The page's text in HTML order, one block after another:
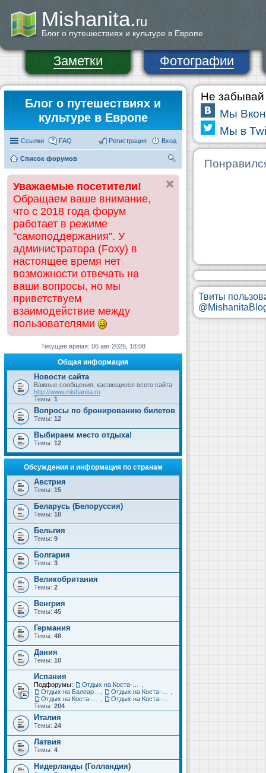
Mishanita.ru
Блог о путешествиях и культуре в Европе
Заметки Фотографии
Блог о путешествиях и
культуре в Европе
Ссылки FAQ Вход
Регистрация
Список форумов
ск
Уважаемые посетители!
Обращаем ваше внимание,
что с 2018 года форум
работает в режиме
"самоподдержания". У
администратора (Foxy) в
настоящее время нет
возможности отвечать на
ваши вопросы, но мы
приветствуем
взаимодействие между
пользователями
Текущее время: 06 авг 2026, 18:08
Общая информация
Новости сайта
Важные сообщения, касающиеся всего сайта
http://www.mishanita.ru
Темы: 1
Вопросы по бронированию билетов
Темы: 12
Выбираем место отдыха!
Темы: 12
Обсуждения и информация по странам
Австрия
Темы: 15
Беларусь (Белоруссия)
Темы: 10
Бельгия
Темы: 9
Болгария
Темы: 3
Великобритания
Темы: 2
Венгрия
Темы: 45
Германия
Темы: 48
Дания
Темы: 10
Испания
Подфорумы:
Темы: 204
Италия
Темы: 24
Латвия
Темы: 4
Нидерланды (Голландия)
Не забывай
Мы
Мы в
Твиты